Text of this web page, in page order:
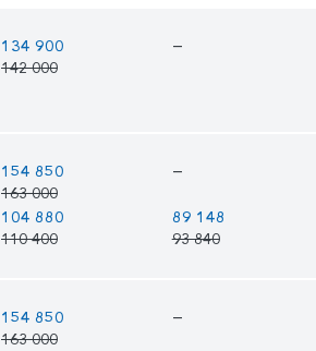
134 900
142 000
—
154 850
163 000
—
104 880
110 400
89 148
93 840
154 850
163 000
—